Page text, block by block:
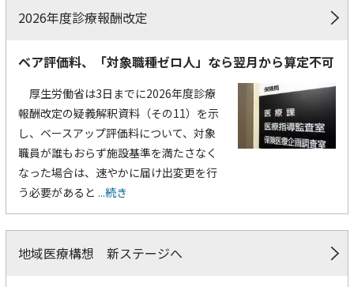
2026年度診療報酬改定
ベア評価料、「対象職種ゼロ人」なら翌月から算定不可
厚生労働省は3日までに2026年度診療
報酬改定の疑義解釈資料（その11）を示
し、ベースアップ評価料について、対象
職員が誰もおらず施設基準を満たさなく
なった場合は、速やかに届け出変更を行
う必要があると ...続き
地域医療構想 新ステージへ